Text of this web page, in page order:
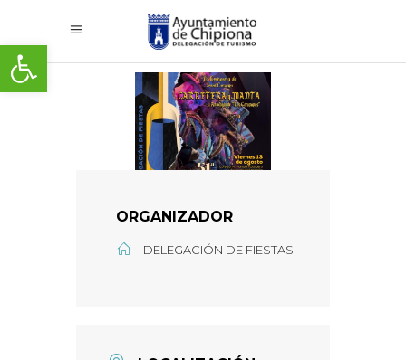
Abrir barra de herramientas
ORGANIZADOR
DELEGACIÓN DE FIESTAS